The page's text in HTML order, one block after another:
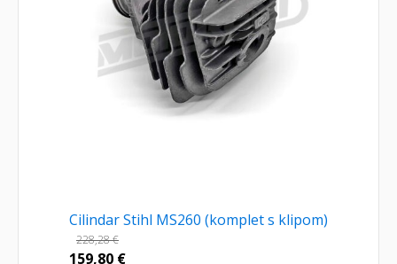
Cilindar Stihl MS260 (komplet s klipom)
228,28€
159,80 €